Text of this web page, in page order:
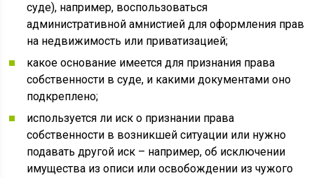
суде), например, воспользоваться
административной амнистией для оформления прав
на недвижимость или приватизацией;
какое основание имеется для признания права
собственности в суде, и какими документами оно
подкреплено;
используется ли иск о признании права
собственности в возникшей ситуации или нужно
подавать другой иск – например, об исключении
имущества из описи или освобождении из чужого